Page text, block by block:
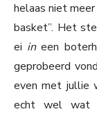
helaas niet meer
basket”. Het
ei ineen
geprobeerd
even met jullie
echt wel wat